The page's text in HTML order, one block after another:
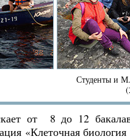
Студенты и
от 8 до 12
«Клеточная